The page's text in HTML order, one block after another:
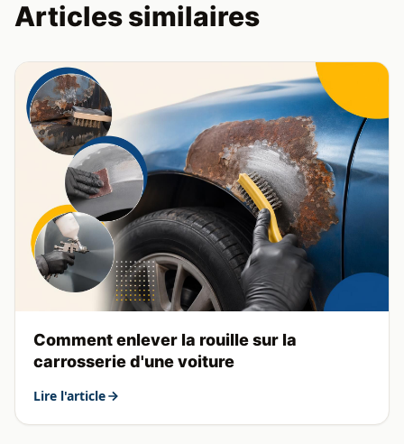
Articles similaires
Comment enlever la rouille sur la
carrosserie d'une voiture
Lire l'article